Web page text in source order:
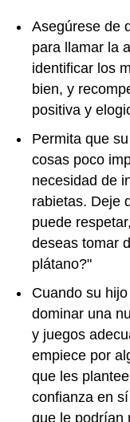
Asegúrese de
para llamar la
identificar los
bien, y
positiva y
Permita que
cosas poco
necesidad de
rabietas. Deje
puede
deseas tomar
plátano?"
Cuando su
dominar una
y juegos
empiece por
que les
confianza en
que le podrían